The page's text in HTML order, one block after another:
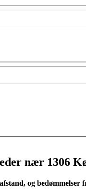
nær 1306
og